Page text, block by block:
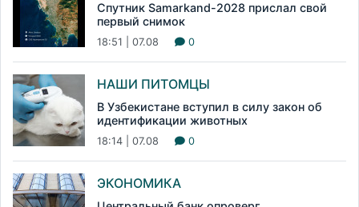
Спутник Samarkand-2028 прислал свой
первый снимок
18:51 | 07.08 0
НАШИ ПИТОМЦЫ
В Узбекистане вступил в силу закон об
идентификации животных
18:14 | 07.08 0
ЭКОНОМИКА